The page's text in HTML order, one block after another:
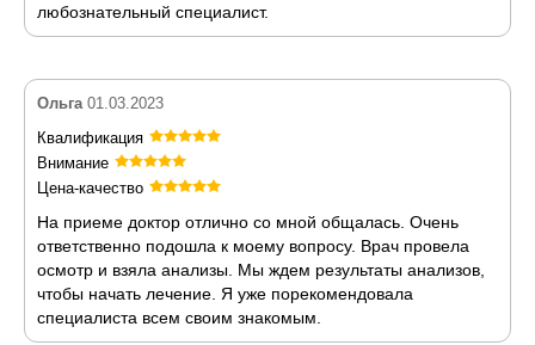
любознательный специалист.
Ольга 01.03.2023
Квалификация
Внимание
Цена-качество
На приеме доктор отлично со мной общалась. Очень
ответственно подошла к моему вопросу. Врач провела
осмотр и взяла анализы. Мы ждем результаты анализов,
чтобы начать лечение. Я уже порекомендовала
специалиста всем своим знакомым.